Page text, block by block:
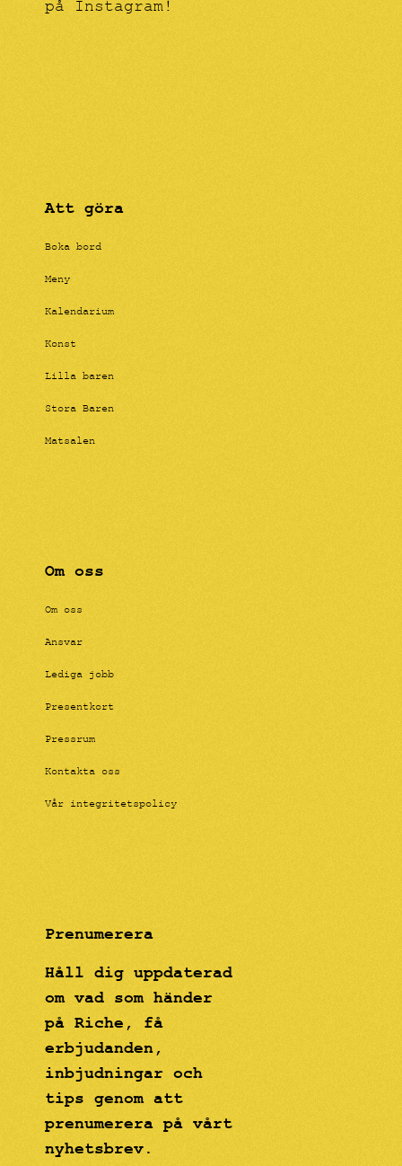
på Instagram!
Att göra
Boka bord
Meny
Kalendarium
Konst
Lilla baren
Stora Baren
Matsalen
Om oss
Om oss
Ansvar
Lediga jobb
Presentkort
Pressrum
Kontakta oss
Vår integritetspolicy
Prenumerera
Håll dig uppdaterad
om vad som händer
på Riche, få
erbjudanden,
inbjudningar och
tips genom att
prenumerera på vårt
nyhetsbrev.